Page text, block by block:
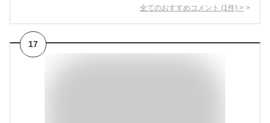
全てのおすすめコメント (1 件) >
17